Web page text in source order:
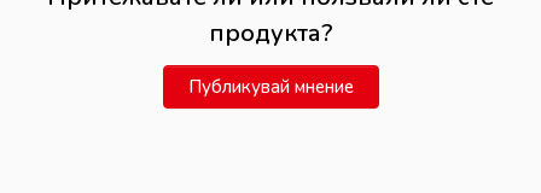
продукта?
Публикувай мнение